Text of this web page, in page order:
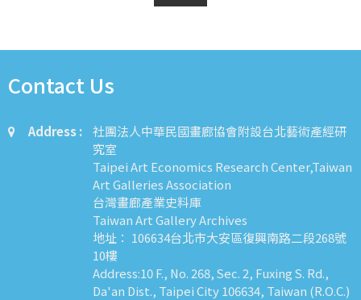
Contact Us
Address :
社團法人中華民國畫廊協會附設台北藝術產經研
究室
Taipei Art Economics Research Center,Taiwan
Art Galleries Association
台灣畫廊產業史料庫
Taiwan Art Gallery Archives
地址： 106634台北市大安區復興南路二段268號
10樓
Address:10 F., No. 268, Sec. 2, Fuxing S. Rd.,
Da'an Dist., Taipei City 106634, Taiwan (R.O.C.)